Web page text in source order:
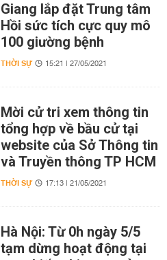
Giang lắp đặt Trung tâm
Hồi sức tích cực quy mô
100 giường bệnh
THỜI SỰ 15:21 | 27/05/2021
Mời cử tri xem thông tin
tổng hợp về bầu cử tại
website của Sở Thông tin
và Truyền thông TP HCM
THỜI SỰ 17:13 | 21/05/2021
Hà Nội: Từ 0h ngày 5/5
tạm dừng hoạt động tại